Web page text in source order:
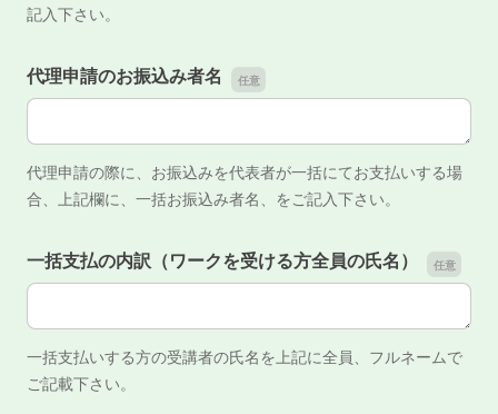
記入下さい。
代理申請のお振込み者名
代理申請のお振込み者名
代理申請の際に、お振込みを代表者が一括にてお支払いする場
合、上記欄に、一括お振込み者名、をご記入下さい。
一括支払の内訳（ワークを受ける方全員の氏名）
一括支払の内訳（ワークを受ける方全員の氏名）
一括支払いする方の受講者の氏名を上記に全員、フルネームで
ご記載下さい。